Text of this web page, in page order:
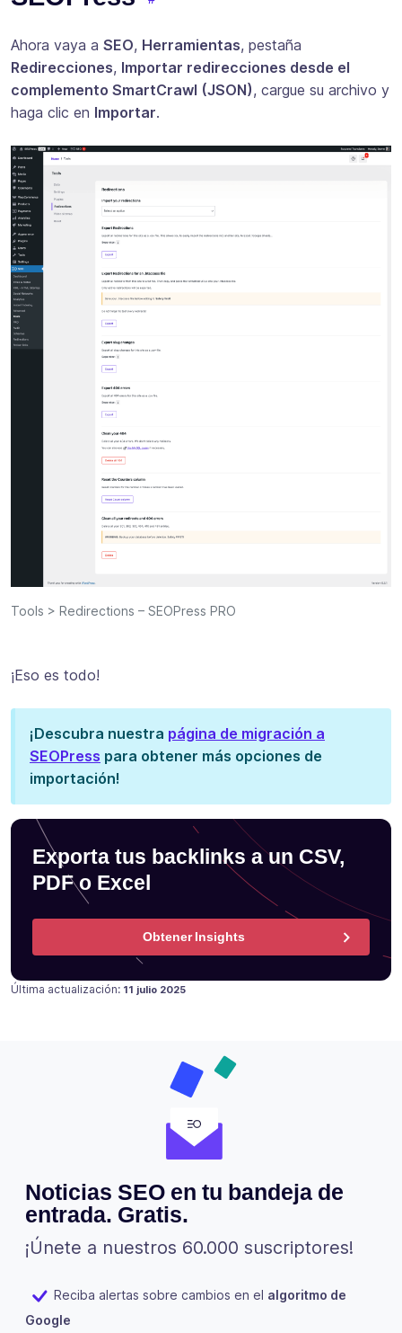
Ahora vaya a SEO, Herramientas, pestaña
Redirecciones, Importar redirecciones desde el
complemento SmartCrawl (JSON), cargue su archivo y
haga clic en Importar.
Tools > Redirections – SEOPress PRO
¡Eso es todo!
¡Descubra nuestra página de migración a
SEOPress para obtener más opciones de
importación!
Exporta tus backlinks a un CSV,
PDF o Excel
Obtener Insights
Última actualización: Publicado en
22 julio 2024
11 julio 2025
Noticias SEO en tu bandeja de
entrada. Gratis.
¡Únete a nuestros 60.000 suscriptores!
Reciba alertas sobre cambios en el algoritmo de
Google